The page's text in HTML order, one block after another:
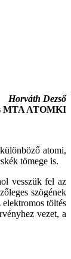
Horváth Dezső
MTA ATOMKI
atomi,
tömege is.
vesszük fel az
szögének
elektromos töltés
vezet, a